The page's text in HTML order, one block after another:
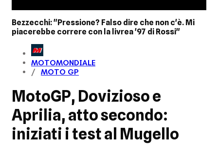
Bezzecchi: "Pressione? Falso dire che non c'è. Mi
piacerebbe correre con la livrea '97 di Rossi"
MOTOMONDIALE
MOTO GP
MotoGP, Dovizioso e
Aprilia, atto secondo:
iniziati i test al Mugello